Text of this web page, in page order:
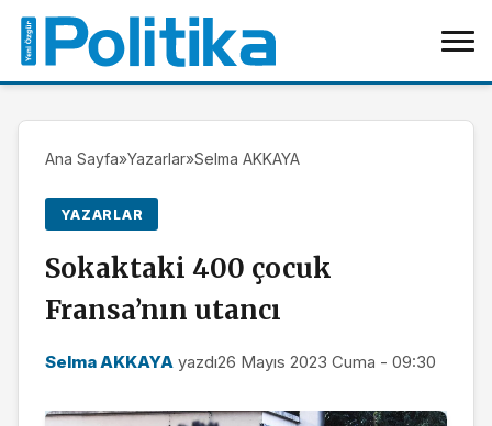
Ana Sayfa»Yazarlar»Selma AKKAYA
YAZARLAR
Sokaktaki 400 çocuk
Fransa’nın utancı
Selma AKKAYA yazdı26 Mayıs 2023 Cuma - 09:30